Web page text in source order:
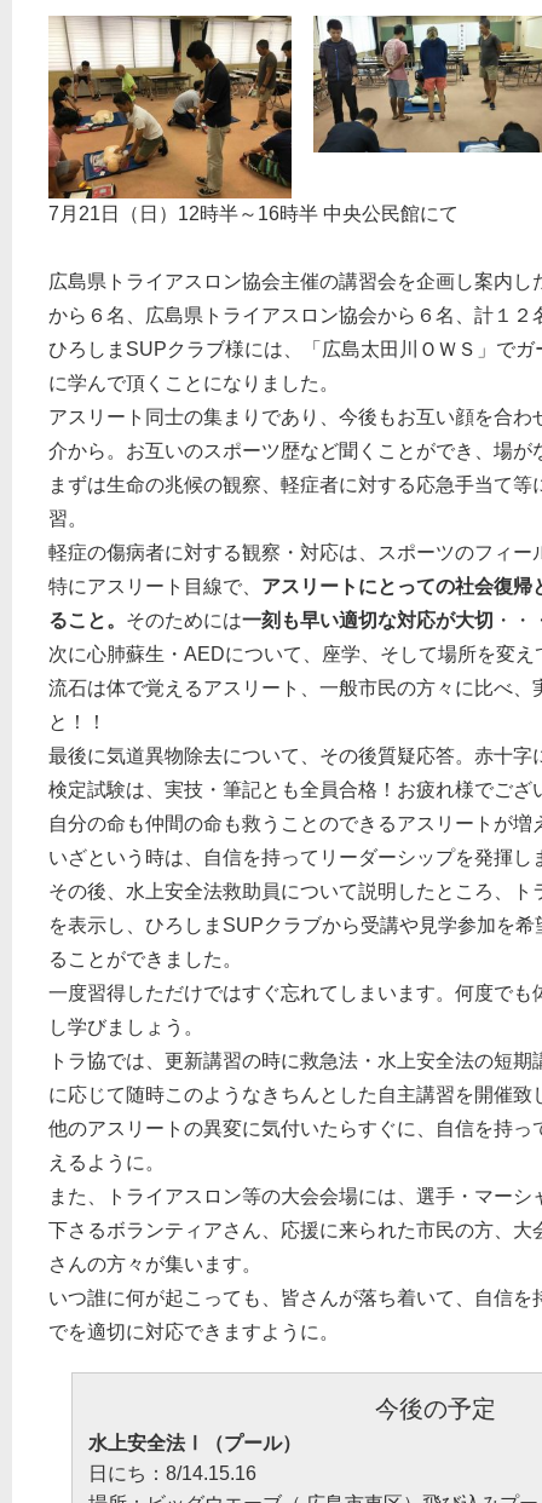
7月21日（日）12時半～16時半 中央公民館にて
広島県トライアスロン協会主催の講習会を企画し案内
から６名、広島県トライアスロン協会から６名、計１
ひろしまSUPクラブ様には、「広島太田川ＯＷＳ」で
に学んで頂くことになりました。
アスリート同士の集まりであり、今後もお互い顔を合
介から。お互いのスポーツ歴など聞くことができ、場が
まずは生命の兆候の観察、軽症者に対する応急手当て
習。
軽症の傷病者に対する観察・対応は、スポーツのフィー
特にアスリート目線で、 アスリートにとっての社会復
ること。 そのためには一刻も早い適切な対応が大切 ・
次に心肺蘇生・AEDについて、座学、そして場所を変え
流石は体で覚えるアスリート、一般市民の方々に比べ
と！！
最後に気道異物除去について、その後質疑応答。赤十字
検定試験は、実技・筆記とも全員合格！お疲れ様でござ
自分の命も仲間の命も救うことのできるアスリートが増
いざという時は、自信を持ってリーダーシップを発揮し
その後、水上安全法救助員について説明したところ、
を表示し、ひろしまSUPクラブから受講や見学参加を
ることができました。
一度習得しただけではすぐ忘れてしまいます。何度で
し学びましょう。
トラ協では、更新講習の時に救急法・水上安全法の短
に応じて随時このようなきちんとした自主講習を開催致
他のアスリートの異変に気付いたらすぐに、自信を持
えるように。
また、トライアスロン等の大会会場には、選手・マー
下さるボランティアさん、応援に来られた市民の方、
さんの方々が集います。
いつ誰に何が起こっても、皆さんが落ち着いて、自信
でを適切に対応できますように。
今後の予定
水上安全法Ⅰ（プール）
日にち：8/14.15.16